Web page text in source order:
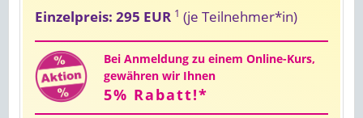
Einzelpreis: 295 EUR 1 (je Teilnehmer*in)
Bei Anmeldung zu einem Online-Kurs,
gewähren wir Ihnen
5% Rabatt!*